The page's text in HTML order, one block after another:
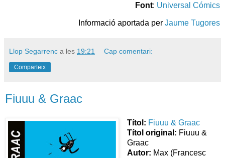
Font: Universal Cómics
Informació aportada per Jaume Tugores
Llop Segarrenc a les 19:21 Cap comentari:
Comparteix
Fiuuu & Graac
Títol: Fiuuu & Graac
Títol original: Fiuuu &
Graac
Autor: Max (Francesc